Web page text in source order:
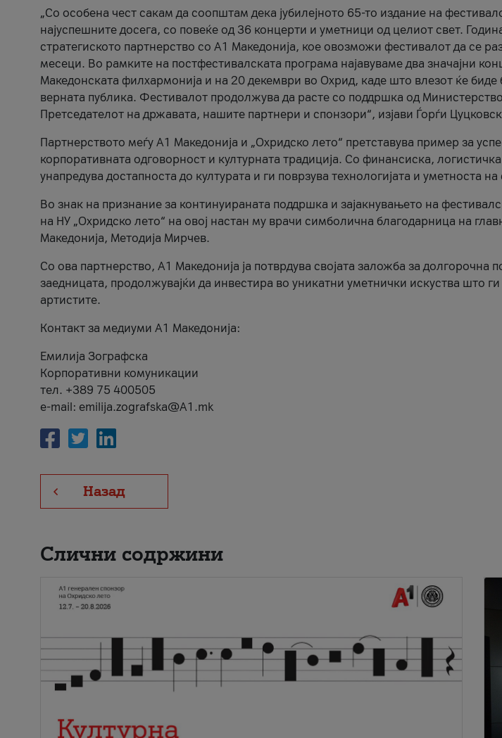
„Со особена чест сакам да соопштам дека јубилејното 65-то издание на
најуспешните досега, со повеќе од 36 концерти и уметници од целиот свет.
стратегиското партнерство со А1 Македонија, кое овозможи фестивалот да се
месеци. Во рамките на постфестивалската програма најавуваме два значајни
Македонската филхармонија и на 20 декември во Охрид, каде што влезот ќе биде
верната публика. Фестивалот продолжува да расте со поддршка од
Претседателот на државата, нашите партнери и спонзори“, изјави Ѓорѓи
Партнерството меѓу A1 Македонија и „Охридско лето“ претставува пример за
корпоративната одговорност и културната традиција. Со финансиска,
унапредува достапноста до културата и ги поврзува технологијата и уметноста
Во знак на признание за континуираната поддршка и зајакнувањето на
на НУ „Охридско лето“ на овој настан му врачи симболична благодарница на
Македонија, Методија Мирчев.
Со ова партнерство, A1 Македонија ја потврдува својата заложба за долгорочна
заедницата, продолжувајќи да инвестира во уникатни уметнички искуства што
артистите.
Контакт за медиуми А1 Македонија:
Емилија Зографска
Корпоративни комуникации
тел. +389 75 400505
e-mail: emilija.zografska@A1.mk
Назад
Слични содржини